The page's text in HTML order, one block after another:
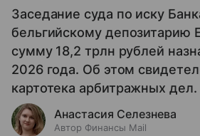
Заседание суда по иску
бельгийскому депозитарию
сумму 18,2 трлн рублей
2026 года. Об этом
картотека арбитражных дел.
Анастасия Селезнева
Автор Финансы Mail